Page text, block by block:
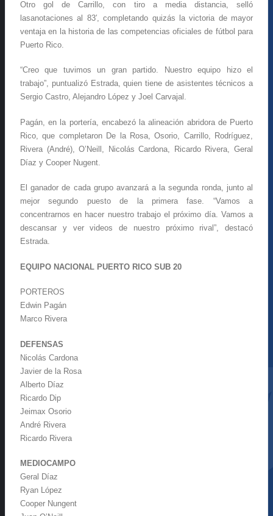
Otro gol de Carrillo, con tiro a media distancia, selló
lasanotaciones al 83′, completando quizás la victoria de mayor
ventaja en la historia de las competencias oficiales de fútbol para
Puerto Rico.
“Creo que tuvimos un gran partido. Nuestro equipo hizo el
trabajo”, puntualizó Estrada, quien tiene de asistentes técnicos a
Sergio Castro, Alejandro López y Joel Carvajal.
Pagán, en la portería, encabezó la alineación abridora de Puerto
Rico, que completaron De la Rosa, Osorio, Carrillo, Rodríguez,
Rivera (André), O’Neill, Nicolás Cardona, Ricardo Rivera, Geral
Díaz y Cooper Nugent.
El ganador de cada grupo avanzará a la segunda ronda, junto al
mejor segundo puesto de la primera fase. “Vamos a
concentrarnos en hacer nuestro trabajo el próximo día. Vamos a
descansar y ver videos de nuestro próximo rival”, destacó
Estrada.
EQUIPO NACIONAL PUERTO RICO SUB 20
PORTEROS
Edwin Pagán
Marco Rivera
DEFENSAS
Nicolás Cardona
Javier de la Rosa
Alberto Díaz
Ricardo Dip
Jeimax Osorio
André Rivera
Ricardo Rivera
MEDIOCAMPO
Geral Díaz
Ryan López
Cooper Nungent